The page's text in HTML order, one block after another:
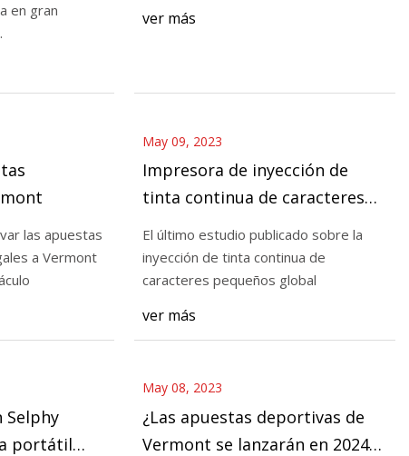
en gran
ver más
las apuestas
a Vermont
May 09, 2023
Impresora de inyección de
tinta continua de caracteres
pequeños Análisis detallado
del mercado 2023 y enorme
crecimiento por parte de los
mejores jugadores
El último estudio publicado sobre la
inyección de tinta continua de
caracteres pequeños global
ver más
Selphy
portátil
May 08, 2023
¿Las apuestas deportivas de
Vermont se lanzarán en 2024?